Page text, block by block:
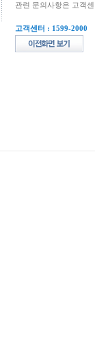
관련 문의사항은 고객
고객센터 : 1599-2000